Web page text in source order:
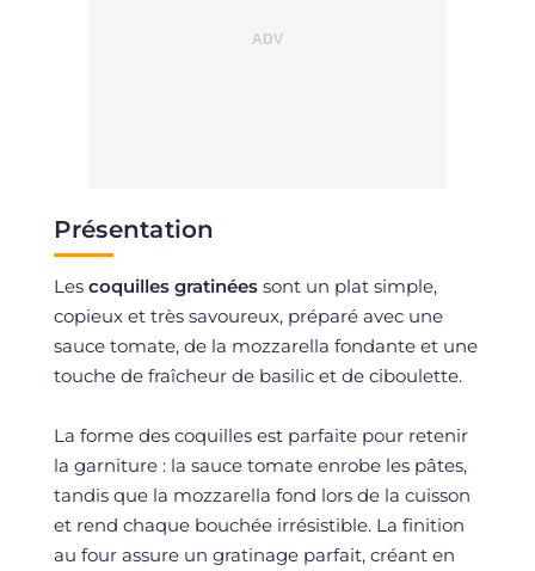
Présentation
Les coquilles gratinéessont un plat simple,
copieux et très savoureux, préparé avec une
sauce tomate, de la mozzarella fondante et une
touche de fraîcheur de basilic et de ciboulette.
La forme des coquilles est parfaite pour retenir
la garniture : la sauce tomate enrobe les pâtes,
tandis que la mozzarella fond lors de la cuisson
et rend chaque bouchée irrésistible. La finition
au four assure un gratinage parfait, créant en